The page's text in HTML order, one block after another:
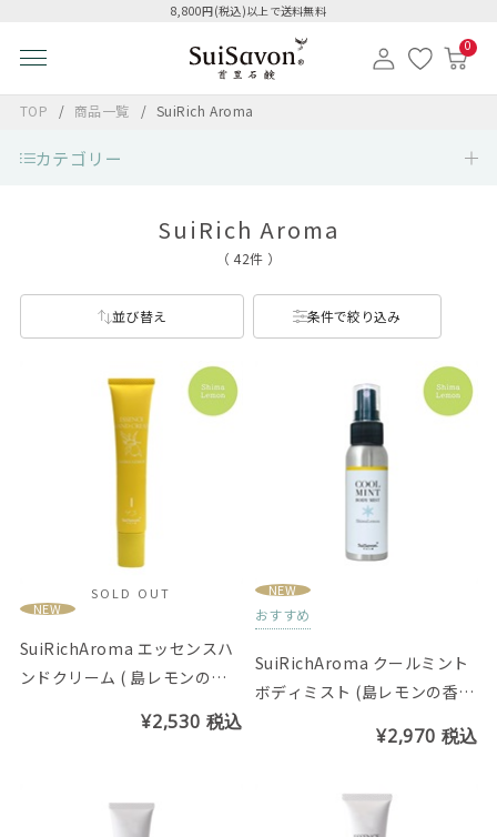
8,800円(税込)以上で送料無料
0
TOP 商品一覧 SuiRich Aroma
カテゴリー
SuiRich Aroma
（ 42件 ）
並び替え 条件で絞り込み
SOLD OUT
NEW
SuiRichAroma エッセンスハ
ンドクリーム ( 島レモンの香
¥2,530 税込
NEW
おすすめ
SuiRichAroma クールミント
ボディミスト (島レモンの香
¥2,970 税込